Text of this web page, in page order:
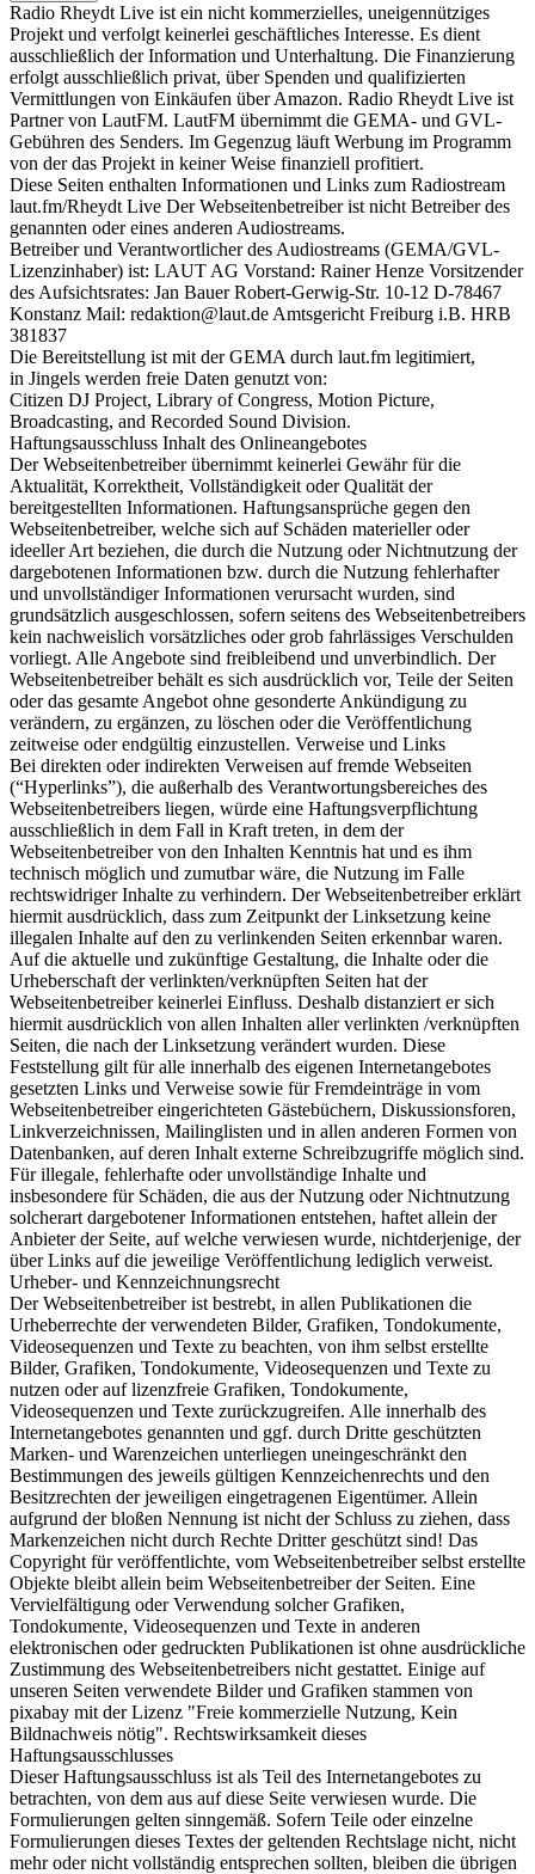
Radio Rheydt Live ist ein nicht kommerzielles, uneigennütziges
Projekt und verfolgt keinerlei geschäftliches Interesse. Es dient
ausschließlich der Information und Unterhaltung. Die Finanzierung
erfolgt ausschließlich privat, über Spenden und qualifizierten
Vermittlungen von Einkäufen über Amazon. Radio Rheydt Live ist
Partner von LautFM. LautFM übernimmt die GEMA- und GVL-
Gebühren des Senders. Im Gegenzug läuft Werbung im Programm
von der das Projekt in keiner Weise finanziell profitiert.
Diese Seiten enthalten Informationen und Links zum Radiostream
laut.fm/Rheydt Live Der Webseitenbetreiber ist nicht Betreiber des
genannten oder eines anderen Audiostreams.
Betreiber und Verantwortlicher des Audiostreams (GEMA/GVL-
Lizenzinhaber) ist: LAUT AG Vorstand: Rainer Henze Vorsitzender
des Aufsichtsrates: Jan Bauer Robert-Gerwig-Str. 10-12 D-78467
Konstanz Mail: redaktion@laut.de Amtsgericht Freiburg i.B. HRB
381837
Die Bereitstellung ist mit der GEMA durch laut.fm legitimiert,
in Jingels werden freie Daten genutzt von:
Citizen DJ Project, Library of Congress, Motion Picture,
Broadcasting, and Recorded Sound Division.
Haftungsausschluss Inhalt des Onlineangebotes
Der Webseitenbetreiber übernimmt keinerlei Gewähr für die
Aktualität, Korrektheit, Vollständigkeit oder Qualität der
bereitgestellten Informationen. Haftungsansprüche gegen den
Webseitenbetreiber, welche sich auf Schäden materieller oder
ideeller Art beziehen, die durch die Nutzung oder Nichtnutzung der
dargebotenen Informationen bzw. durch die Nutzung fehlerhafter
und unvollständiger Informationen verursacht wurden, sind
grundsätzlich ausgeschlossen, sofern seitens des Webseitenbetreibers
kein nachweislich vorsätzliches oder grob fahrlässiges Verschulden
vorliegt. Alle Angebote sind freibleibend und unverbindlich. Der
Webseitenbetreiber behält es sich ausdrücklich vor, Teile der Seiten
oder das gesamte Angebot ohne gesonderte Ankündigung zu
verändern, zu ergänzen, zu löschen oder die Veröffentlichung
zeitweise oder endgültig einzustellen. Verweise und Links
Bei direkten oder indirekten Verweisen auf fremde Webseiten
(“Hyperlinks”), die außerhalb des Verantwortungsbereiches des
Webseitenbetreibers liegen, würde eine Haftungsverpflichtung
ausschließlich in dem Fall in Kraft treten, in dem der
Webseitenbetreiber von den Inhalten Kenntnis hat und es ihm
technisch möglich und zumutbar wäre, die Nutzung im Falle
rechtswidriger Inhalte zu verhindern. Der Webseitenbetreiber erklärt
hiermit ausdrücklich, dass zum Zeitpunkt der Linksetzung keine
illegalen Inhalte auf den zu verlinkenden Seiten erkennbar waren.
Auf die aktuelle und zukünftige Gestaltung, die Inhalte oder die
Urheberschaft der verlinkten/verknüpften Seiten hat der
Webseitenbetreiber keinerlei Einfluss. Deshalb distanziert er sich
hiermit ausdrücklich von allen Inhalten aller verlinkten /verknüpften
Seiten, die nach der Linksetzung verändert wurden. Diese
Feststellung gilt für alle innerhalb des eigenen Internetangebotes
gesetzten Links und Verweise sowie für Fremdeinträge in vom
Webseitenbetreiber eingerichteten Gästebüchern, Diskussionsforen,
Linkverzeichnissen, Mailinglisten und in allen anderen Formen von
Datenbanken, auf deren Inhalt externe Schreibzugriffe möglich sind.
Für illegale, fehlerhafte oder unvollständige Inhalte und
insbesondere für Schäden, die aus der Nutzung oder Nichtnutzung
solcherart dargebotener Informationen entstehen, haftet allein der
Anbieter der Seite, auf welche verwiesen wurde, nichtderjenige, der
über Links auf die jeweilige Veröffentlichung lediglich verweist.
Urheber- und Kennzeichnungsrecht
Der Webseitenbetreiber ist bestrebt, in allen Publikationen die
Urheberrechte der verwendeten Bilder, Grafiken, Tondokumente,
Videosequenzen und Texte zu beachten, von ihm selbst erstellte
Bilder, Grafiken, Tondokumente, Videosequenzen und Texte zu
nutzen oder auf lizenzfreie Grafiken, Tondokumente,
Videosequenzen und Texte zurückzugreifen. Alle innerhalb des
Internetangebotes genannten und ggf. durch Dritte geschützten
Marken- und Warenzeichen unterliegen uneingeschränkt den
Bestimmungen des jeweils gültigen Kennzeichenrechts und den
Besitzrechten der jeweiligen eingetragenen Eigentümer. Allein
aufgrund der bloßen Nennung ist nicht der Schluss zu ziehen, dass
Markenzeichen nicht durch Rechte Dritter geschützt sind! Das
Copyright für veröffentlichte, vom Webseitenbetreiber selbst erstellte
Objekte bleibt allein beim Webseitenbetreiber der Seiten. Eine
Vervielfältigung oder Verwendung solcher Grafiken,
Tondokumente, Videosequenzen und Texte in anderen
elektronischen oder gedruckten Publikationen ist ohne ausdrückliche
Zustimmung des Webseitenbetreibers nicht gestattet. Einige auf
unseren Seiten verwendete Bilder und Grafiken stammen von
pixabay mit der Lizenz "Freie kommerzielle Nutzung, Kein
Bildnachweis nötig". Rechtswirksamkeit dieses
Haftungsausschlusses
Dieser Haftungsausschluss ist als Teil des Internetangebotes zu
betrachten, von dem aus auf diese Seite verwiesen wurde. Die
Formulierungen gelten sinngemäß. Sofern Teile oder einzelne
Formulierungen dieses Textes der geltenden Rechtslage nicht, nicht
mehr oder nicht vollständig entsprechen sollten, bleiben die übrigen